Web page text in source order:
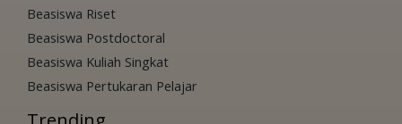
Beasiswa Riset
Beasiswa Postdoctoral
Beasiswa Kuliah Singkat
Beasiswa Pertukaran Pelajar